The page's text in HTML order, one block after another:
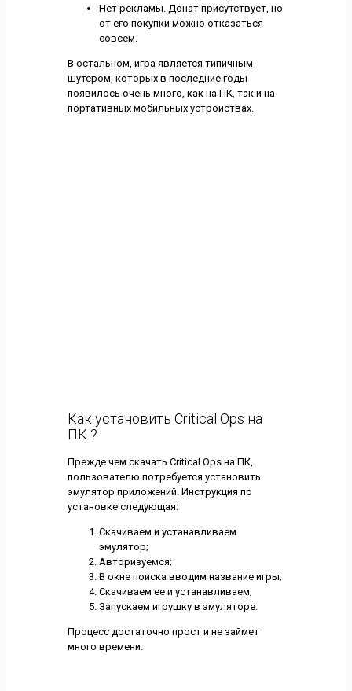
Нет рекламы. Донат присутствует, но
от его покупки можно отказаться
совсем.
В остальном, игра является типичным
шутером, которых в последние годы
появилось очень много, как на ПК, так и на
портативных мобильных устройствах.
Как установить Critical Ops на
ПК ?
Прежде чем скачать Critical Ops на ПК,
пользователю потребуется установить
эмулятор приложений. Инструкция по
установке следующая:
Скачиваем и устанавливаем
эмулятор;
Авторизуемся;
В окне поиска вводим название игры;
Скачиваем ее и устанавливаем;
Запускаем игрушку в эмуляторе.
Процесс достаточно прост и не займет
много времени.